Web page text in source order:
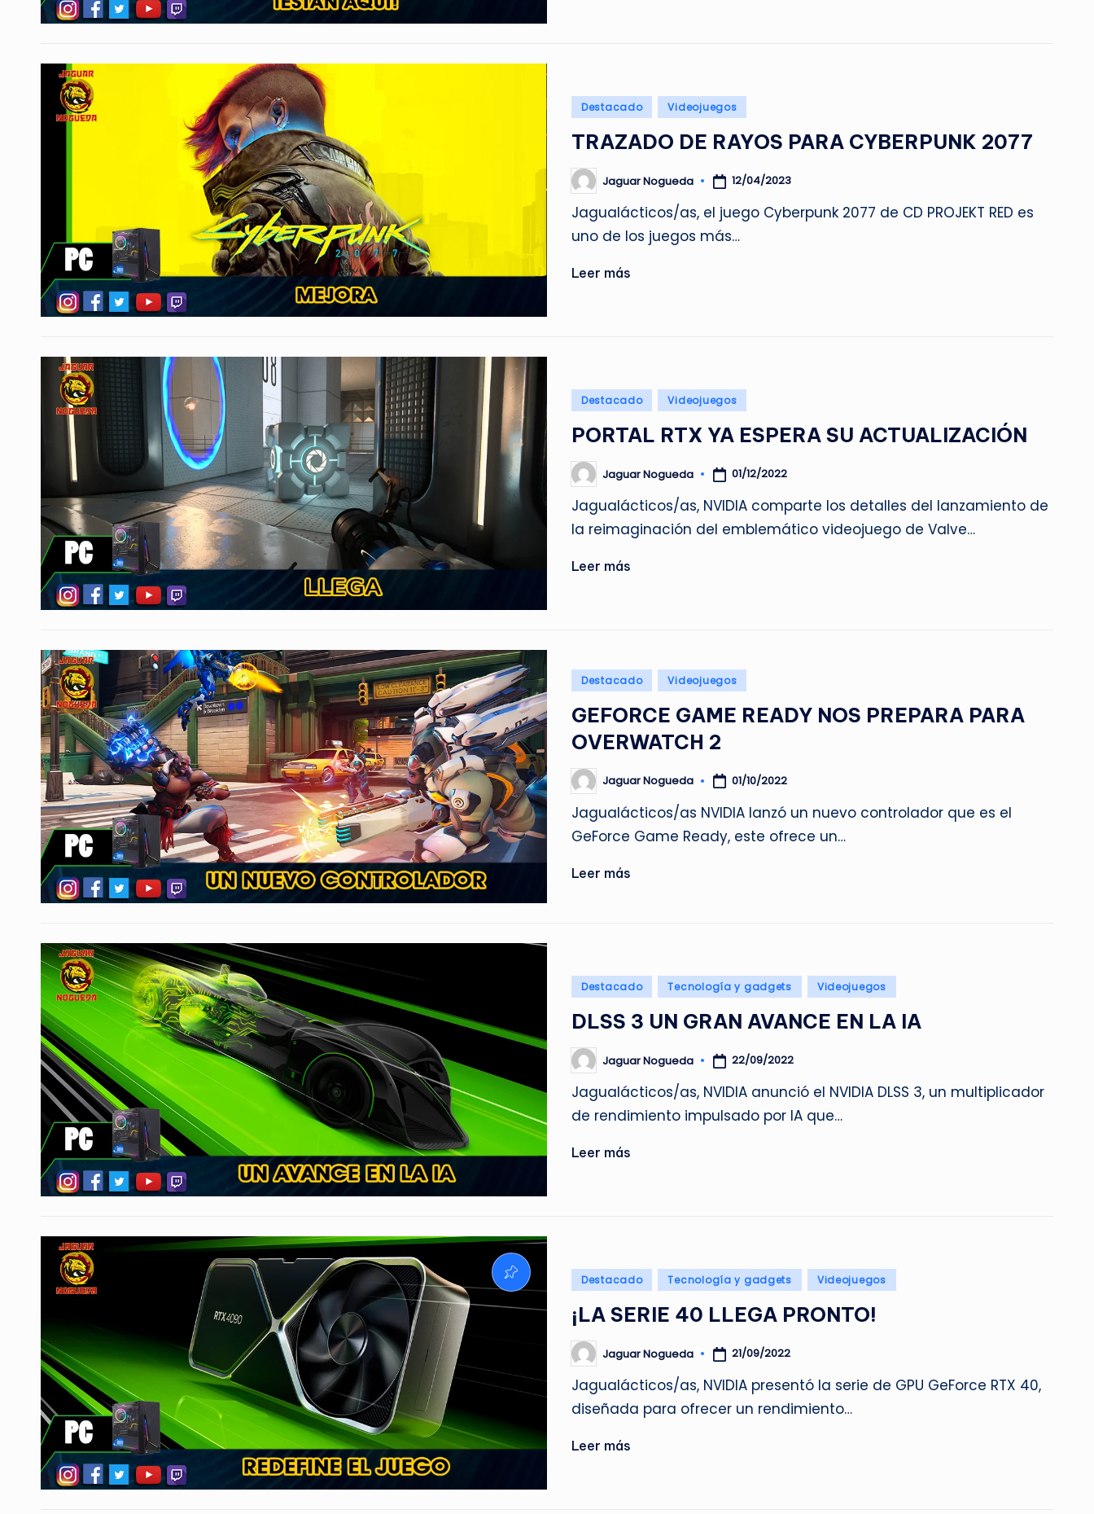
Publicado
Destacado Videojuegos
TRAZADO DE RAYOS PARA CYBERPUNK 2077
Publicado
por
Jaguar Nogueda 12/04/2023
Jagualácticos/as, el juego Cyberpunk 2077 de CD PROJEKT RED es
uno de los juegos más…
Leer más
Publicado
Destacado Videojuegos
PORTAL RTX YA ESPERA SU ACTUALIZACIÓN
Publicado
por
Jaguar Nogueda 01/12/2022
Jagualácticos/as, NVIDIA comparte los detalles del lanzamiento de
la reimaginación del emblemático videojuego de Valve…
Leer más
Publicado
Destacado Videojuegos
GEFORCE GAME READY NOS PREPARA PARA
OVERWATCH 2
Publicado
por
Jaguar Nogueda 01/10/2022
Jagualácticos/as NVIDIA lanzó un nuevo controlador que es el
GeForce Game Ready, este ofrece un…
Leer más
Publicado
Destacado Tecnología y gadgets Videojuegos
DLSS 3 UN GRAN AVANCE EN LA IA
Publicado
por
Jaguar Nogueda 22/09/2022
Jagualácticos/as, NVIDIA anunció el NVIDIA DLSS 3, un multiplicador
de rendimiento impulsado por IA que…
Leer más
Publicado
Destacado Tecnología y gadgets Videojuegos
¡LA SERIE 40 LLEGA PRONTO!
Publicado
por
Jaguar Nogueda 21/09/2022
Jagualácticos/as, NVIDIA presentó la serie de GPU GeForce RTX 40,
diseñada para ofrecer un rendimiento…
Leer más